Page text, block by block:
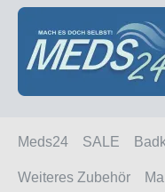
Hauptinhalt springen
Zur Suche springen
Zur Hauptnavigation
Meds24 SALE
Weiteres Zubehör